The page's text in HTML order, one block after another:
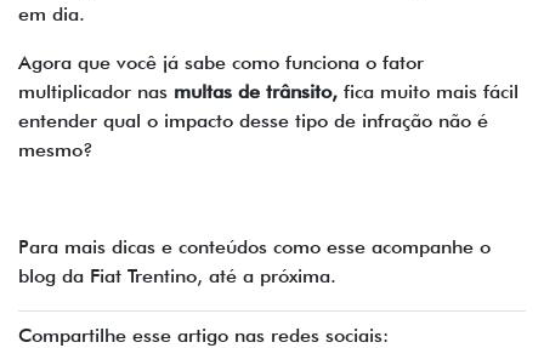
em dia.
Agora que você já sabe como funciona o fator
multiplicador nas multas de trânsito, fica muito mais fácil
entender qual o impacto desse tipo de infração não é
mesmo?
Para mais dicas e conteúdos como esse acompanhe o
blog da Fiat Trentino, até a próxima.
Compartilhe esse artigo nas redes sociais: